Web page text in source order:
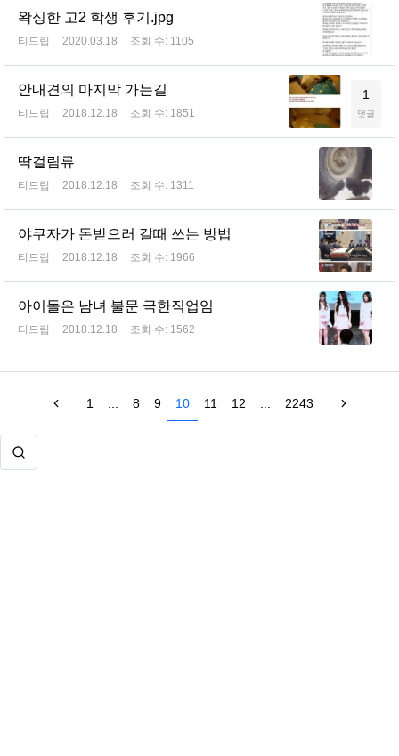
왁싱한 고2 학생 후기.jpg
티드립 2020.03.18 조회 수: 1105
안내견의 마지막 가는길
티드립 2018.12.18 조회 수: 1851
1
댓글
딱걸림류
티드립 2018.12.18 조회 수: 1311
야쿠자가 돈받으러 갈때 쓰는 방법
티드립 2018.12.18 조회 수: 1966
아이돌은 남녀 불문 극한직업임
티드립 2018.12.18 조회 수: 1562
1 8 9 10 11 12 2243